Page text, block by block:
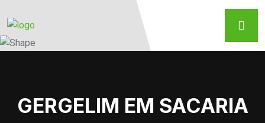
GERGELIM EM SACARIA